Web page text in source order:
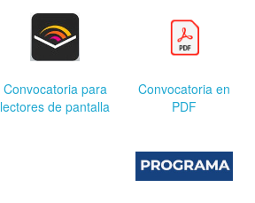
Convocatoria para
lectores de pantalla
Convocatoria en
PDF